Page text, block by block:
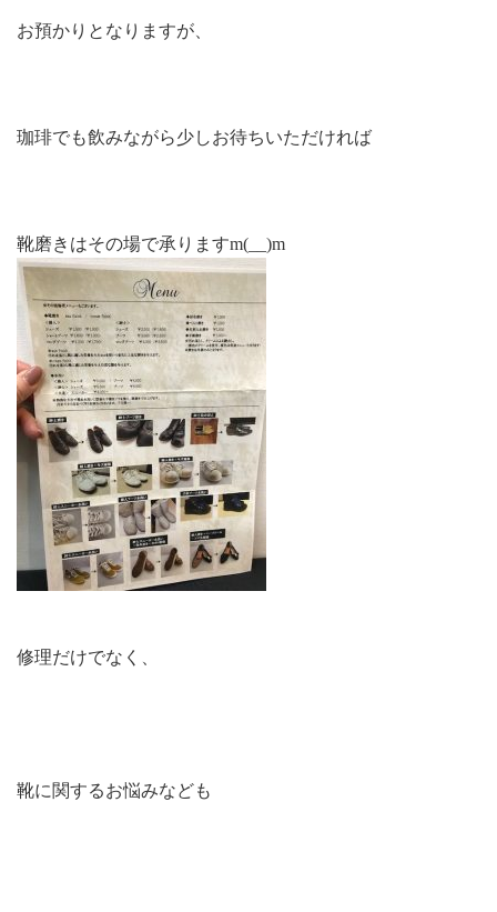
お預かりとなりますが、
珈琲でも飲みながら少しお待ちいただければ
靴磨きはその場で承りますm(__)m
修理だけでなく、
靴に関するお悩みなども